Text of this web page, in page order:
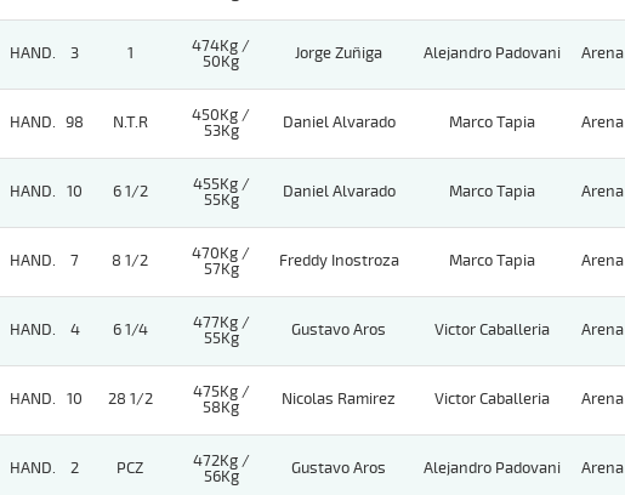
HAND. 3 1
474Kg /
50Kg
Jorge Zuñiga Alejandro Padovani Arena
HAND. 98 N.T.R
450Kg /
53Kg
Daniel Alvarado Marco Tapia Arena
HAND. 10 6 1/2
455Kg /
55Kg
Daniel Alvarado Marco Tapia Arena
HAND. 7 8 1/2
470Kg /
57Kg
Freddy Inostroza Marco Tapia Arena
HAND. 4 6 1/4
477Kg /
55Kg
Gustavo Aros Victor Caballeria Arena
HAND. 10 28 1/2
475Kg /
58Kg
Nicolas Ramirez Victor Caballeria Arena
HAND. 2 PCZ
472Kg /
56Kg
Gustavo Aros Alejandro Padovani Arena